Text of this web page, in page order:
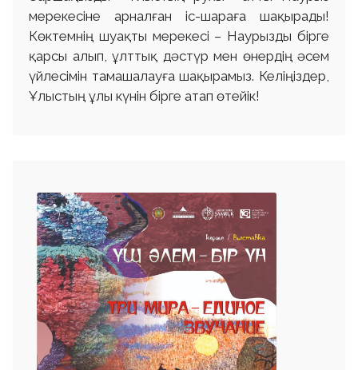
мерекесіне арналған іс-шараға шақырады!
Көктемнің шуақты мерекесі – Наурызды бірге
қарсы алып, ұлттық дәстүр мен өнердің әсем
үйлесімін тамашалауға шақырамыз. Келіңіздер,
Ұлыстың ұлы күнін бірге атап өтейік!